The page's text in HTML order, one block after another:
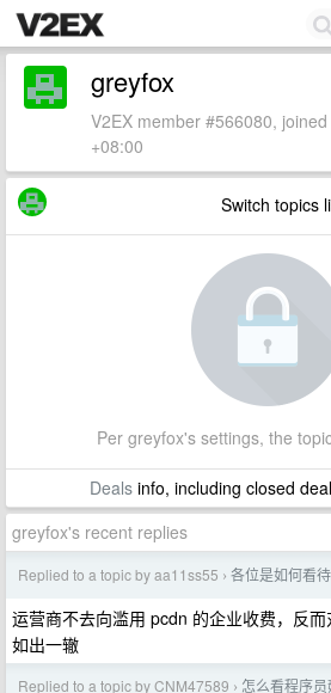
greyfox
V2EX member #566080,
+08:00
Switch topics
Per greyfox's settings, the
Dealsinfo, including closed
greyfox's recent replies
Replied to a topic by aa11ss55 › 各位是如何看
运营商不去向滥用 pcdn 的企业收费，反
如出一辙
Replied to a topic by CNM47589 › 怎么看程序